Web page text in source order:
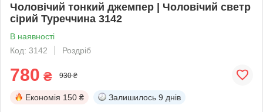
Чоловічий тонкий джемпер | Чоловічий светр
сірий Туреччина 3142
В наявності
Код: 3142
Роздріб
780 ₴ 930 ₴
Економія 150 ₴ Залишилось 9 днів